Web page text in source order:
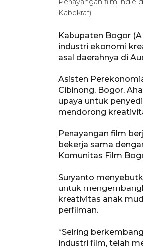
Penayangan film indie
Kabekraf)
Kabupaten Bogor
industri ekonomi
asal daerahnya di
Asisten
Cibinong, Bogor,
upaya untuk
mendorong
Penayangan film
bekerja sama
Komunitas Film
Suryanto
untuk
kreativitas anak
perfilman.
“Seiring
industri film, telah